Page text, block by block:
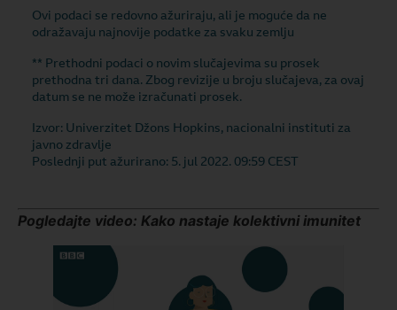
Pogledajte video: Kako nastaje kolektivni imunitet